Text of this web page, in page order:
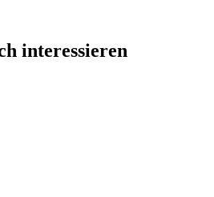
interessieren